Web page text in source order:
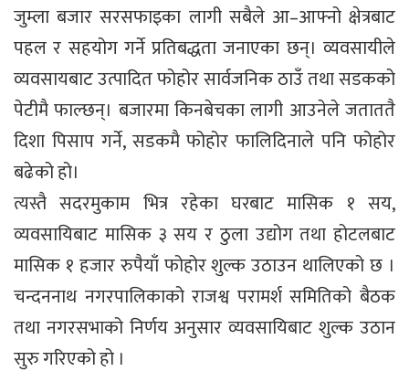
जुम्ला बजार सरसफाइका लागी सबैले आ–आफ्नो क्षेत्रबाट
पहल र सहयोग गर्ने प्रतिबद्धता जनाएका छन्। व्यवसायीले
व्यवसायबाट उत्पादित फोहोर सार्वजनिक ठाउँ तथा सडकको
पेटीमै फाल्छन्। बजारमा किनबेचका लागी आउनेले जताततै
दिशा पिसाप गर्ने, सडकमै फोहोर फालिदिनाले पनि फोहोर
बढेको हो।
त्यस्तै सदरमुकाम भित्र रहेका घरबाट मासिक १ सय,
व्यवसायिबाट मासिक ३ सय र ठुला उद्योग तथा होटलबाट
मासिक १ हजार रुपैयाँ फोहोर शुल्क उठाउन थालिएको छ ।
चन्दननाथ नगरपालिकाको राजश्व परामर्श समितिको बैठक
तथा नगरसभाको निर्णय अनुसार व्यवसायिबाट शुल्क उठान
सुरु गरिएको हो ।